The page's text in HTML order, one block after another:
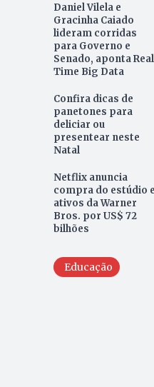
Daniel Vilela e
Gracinha Caiado
lideram corridas
para Governo e
Senado, aponta Real
Time Big Data
Confira dicas de
panetones para
deliciar ou
presentear neste
Natal
Netflix anuncia
compra do estúdio e
ativos da Warner
Bros. por US$ 72
bilhões
Educação